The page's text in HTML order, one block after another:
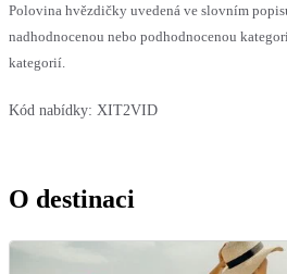
Polovina hvězdičky uvedená ve slovním
nadhodnocenou nebo podhodnocenou
kategorií.
Kód nabídky: XIT2VID
O destinaci